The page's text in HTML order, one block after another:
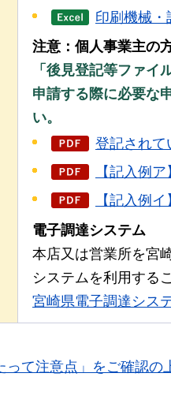
印刷機械・
注意：個人事業主の
「後見登記等ファ
申請する際に必要な
い。
登記されて
【記入例
【記入例
電子調達システム
本店又は営業所を宮
システムを利用する
宮崎県電子調達シス
って注意点」をご確認の